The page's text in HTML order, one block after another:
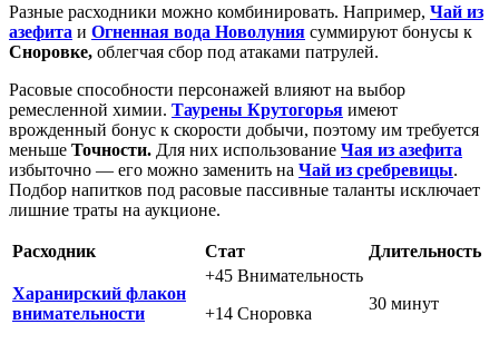
Разные расходники можно комбинировать. Например, Чай из
азефита и Огненная вода Новолуния суммируют бонусы к
Сноровке, облегчая сбор под атаками патрулей.
Расовые способности персонажей влияют на выбор
ремесленной химии. Таурены Крутогорья имеют
врожденный бонус к скорости добычи, поэтому им требуется
меньше Точности. Для них использование Чая из азефита
избыточно — его можно заменить на Чай из сребревицы.
Подбор напитков под расовые пассивные таланты исключает
лишние траты на аукционе.
Расходник Стат Длительность
Харанирский флакон
внимательности
+45 Внимательность
+14 Сноровка
30 минут